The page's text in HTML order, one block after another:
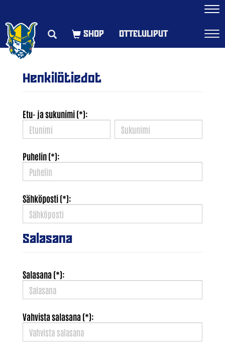
OTTELULIPUT
Henkilötiedot
Etu- ja sukunimi (*):
Puhelin (*):
Sähköposti (*):
Salasana
Salasana (*):
Vahvista salasana (*):